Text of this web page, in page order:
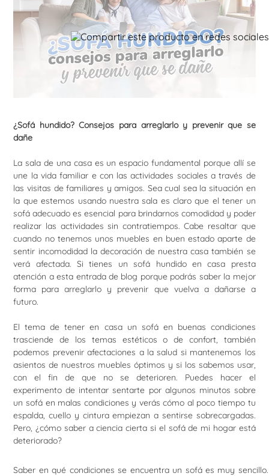
¿Sofá hundido? Consejos para arreglarlo y prevenir que se
dañe
La sala de una casa es un espacio fundamental porque allí se
une la vida familiar e con las actividades sociales a través de
las visitas de familiares y amigos. Sea cual sea la situación en
la que estemos usando nuestra sala es claro que el tener un
sofá adecuado es esencial para brindarnos comodidad y poder
realizar las actividades sin contratiempos. Cabe resaltar que
cuando no tenemos unos muebles en buen estado aparte de
sentir incomodidad la decoración de nuestra casa también se
verá afectada. Si tienes un sofá hundido en casa presta
atención a esta entrada de blog porque podrás saber la mejor
forma para arreglarlo y prevenir que vuelva a dañarse a
futuro.
El tema de tener en casa un sofá en buenas condiciones
trasciende de los temas estéticos o de confort, también
podemos prevenir afectaciones a la salud si mantenemos los
asientos de nuestros muebles óptimos y si los sabemos usar,
con el fin de que no se deterioren. Puedes hacer el
experimento de intentar sentarte por algunos minutos sobre
un sofá en malas condiciones y verás cómo al poco tiempo tu
espalda, cuello y cintura empiezan a sentirse sobrecargadas.
Pero, ¿cómo saber a ciencia cierta si el sofá de mi hogar está
deteriorado?
Saber en qué condiciones se encuentra un sofá es muy